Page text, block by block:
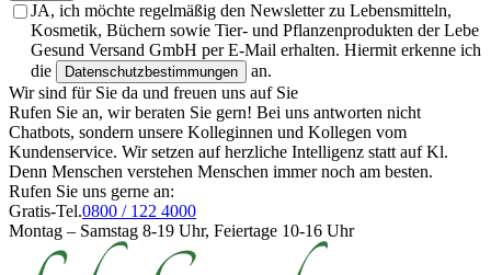
JA, ich möchte regelmäßig den Newsletter zu Lebensmitteln,
Kosmetik, Büchern sowie Tier- und Pflanzenprodukten der Lebe
Gesund Versand GmbH per E-Mail erhalten. Hiermit erkenne ich
die
Datenschutzbestimmungen
an.
Wir sind für Sie da und freuen uns auf Sie
Rufen Sie an, wir beraten Sie gern! Bei uns antworten nicht
Chatbots, sondern unsere Kolleginnen und Kollegen vom
Kundenservice. Wir setzen auf herzliche Intelligenz statt auf Kl.
Denn Menschen verstehen Menschen immer noch am besten.
Rufen Sie uns gerne an:
Gratis-Tel.0800 / 122 4000
Montag – Samstag 8-19 Uhr, Feiertage 10-16 Uhr